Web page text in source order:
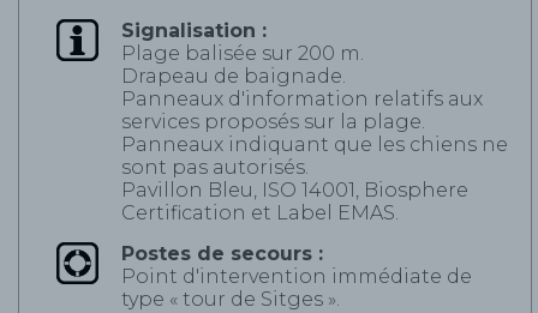
Signalisation :
Plage balisée sur 200 m.
Drapeau de baignade.
Panneaux d'information relatifs aux
services proposés sur la plage.
Panneaux indiquant que les chiens ne
sont pas autorisés.
Pavillon Bleu, ISO 14001, Biosphere
Certification et Label EMAS.
Postes de secours :
Point d'intervention immédiate de
type « tour de Sitges ».